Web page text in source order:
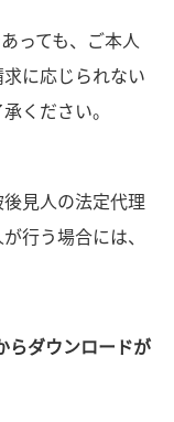
っても、ご本人
に応じられない
ください。
見人の法定代理
行う場合には、
らダウンロードが